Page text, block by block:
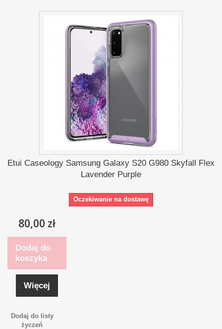
Etui Caseology Samsung Galaxy S20 G980 Skyfall Flex
Lavender Purple
Oczekiwanie na dostawę
80,00 zł
Dodaj do
koszyka
Więcej
Dodaj do listy
życzeń